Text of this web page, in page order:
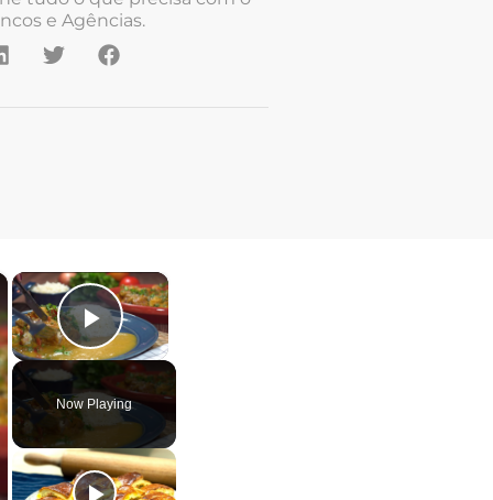
e Agências.
×
Play Video
Now Playing